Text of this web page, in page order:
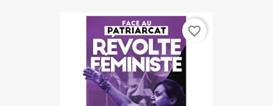
favorite_border